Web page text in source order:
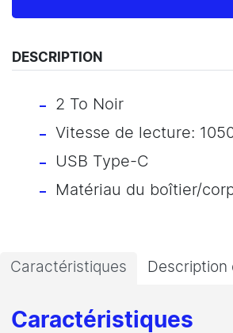
DESCRIPTION
2 To Noir
Vitesse de lecture:
USB Type-C
Matériau du boîtier/
Caractéristiques Description
Caractéristiques